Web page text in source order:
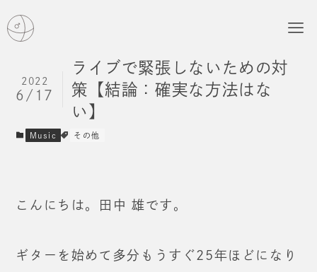
ライブで緊張しないための対
策【結論：確実な方法はな
い】
2022
6/17
Music その他
こんにちは。田中 雄です。
ギターを始めて多分もうすぐ25年ほどになり